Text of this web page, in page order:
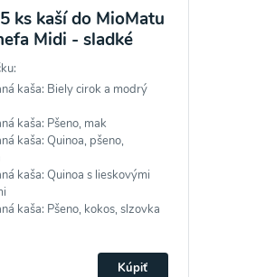
ks kaší do MioMatu
Midi - sladké
kaša: Biely cirok a modrý
kaša: Pšeno, mak
kaša: Quinoa, pšeno,
kaša: Quinoa s lieskovými
kaša: Pšeno, kokos, slzovka
Kúpiť